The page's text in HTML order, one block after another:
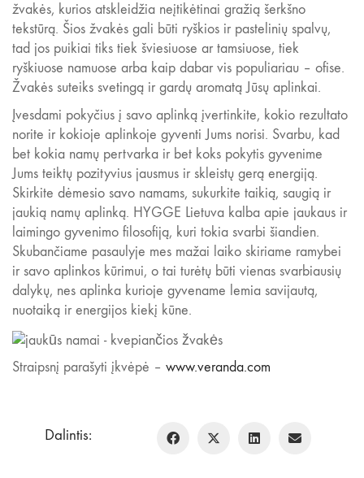
žvakės, kurios atskleidžia neįtikėtinai gražią šerkšno
tekstūrą. Šios žvakės gali būti ryškios ir pastelinių spalvų,
tad jos puikiai tiks tiek šviesiuose ar tamsiuose, tiek
ryškiuose namuose arba kaip dabar vis populiariau – ofise.
Žvakės suteiks svetingą ir gardų aromatą Jūsų aplinkai.
Įvesdami pokyčius į savo aplinką įvertinkite, kokio rezultato
norite ir kokioje aplinkoje gyventi Jums norisi. Svarbu, kad
bet kokia namų pertvarka ir bet koks pokytis gyvenime
Jums teiktų pozityvius jausmus ir skleistų gerą energiją.
Skirkite dėmesio savo namams, sukurkite taikią, saugią ir
jaukią namų aplinką. HYGGE Lietuva kalba apie jaukaus ir
laimingo gyvenimo filosofiją, kuri tokia svarbi šiandien.
Skubančiame pasaulyje mes mažai laiko skiriame ramybei
ir savo aplinkos kūrimui, o tai turėtų būti vienas svarbiausių
dalykų, nes aplinka kurioje gyvename lemia savijautą,
nuotaiką ir energijos kiekį kūne.
Straipsnį parašyti įkvėpė – www.veranda.com
Dalintis: